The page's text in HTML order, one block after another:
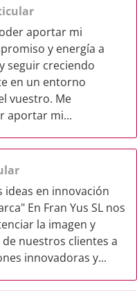
aportar mi
y energía a
seguir creciendo
en un entorno
vuestro. Me
aportar mi...
ideas en innovación
En Fran Yus SL nos
la imagen y
nuestros clientes a
innovadoras y...